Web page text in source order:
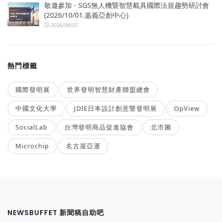
敬邀參加 - SGS無人機暨智慧載具國際法規趨勢研討會
(2026/10/01.嘉義亞創中心)
2026/08/07
熱門標籤
國際發明展 世界發明智慧財產聯盟總會
中國文化大學 JDIE日本設計創意暨發明展 OpView
SocialLab 台灣發明商品促進協會 北市圖
Microchip 名古屋亞運
NEWSBUFFET 新聞稿自助吧